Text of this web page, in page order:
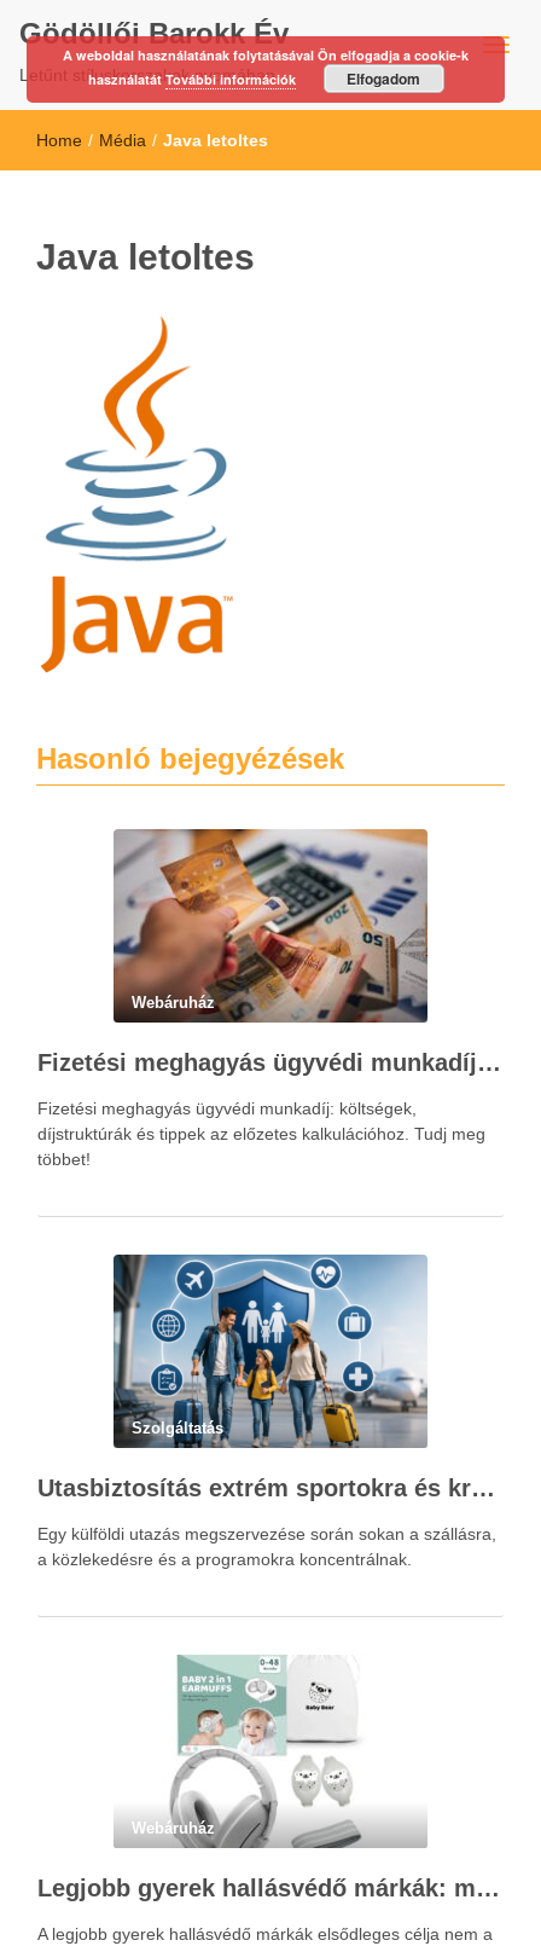
Gödöllői Barokk Év
Letűnt stíluskorszakok nyomában…
Home / Média / Java letoltes
Java letoltes
Hasonló bejegyézések
Webáruház
Fizetési meghagyás ügyvédi munkadíja: teljes költségvetési útmutató
Fizetési meghagyás ügyvédi munkadíj: költségek,
díjstruktúrák és tippek az előzetes kalkulációhoz. Tudj meg
többet!
Szolgáltatás
Utasbiztosítás extrém sportokra és krónikus betegségek esetén: mire figyelj utazás előtt?
Egy külföldi utazás megszervezése során sokan a szállásra,
a közlekedésre és a programokra koncentrálnak.
Webáruház
Legjobb gyerek hallásvédő márkák: mire figyeljenek a szülők választáskor?
A legjobb gyerek hallásvédő márkák elsődleges célja nem a
A weboldal használatának folytatásával Ön elfogadja a cookie-k
használatátTovábbi információk Elfogadom